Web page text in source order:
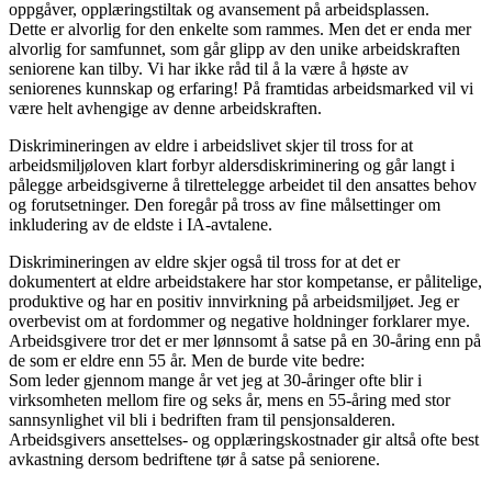
oppgåver, opplæringstiltak og avansement på arbeidsplassen.
Dette er alvorlig for den enkelte som rammes. Men det er enda mer
alvorlig for samfunnet, som går glipp av den unike arbeidskraften
seniorene kan tilby. Vi har ikke råd til å la være å høste av
seniorenes kunnskap og erfaring! På framtidas arbeidsmarked vil vi
være helt avhengige av denne arbeidskraften.
Diskrimineringen av eldre i arbeidslivet skjer til tross for at
arbeidsmiljøloven klart forbyr aldersdiskriminering og går langt i
pålegge arbeidsgiverne å tilrettelegge arbeidet til den ansattes behov
og forutsetninger. Den foregår på tross av fine målsettinger om
inkludering av de eldste i IA-avtalene.
Diskrimineringen av eldre skjer også til tross for at det er
dokumentert at eldre arbeidstakere har stor kompetanse, er pålitelige,
produktive og har en positiv innvirkning på arbeidsmiljøet. Jeg er
overbevist om at fordommer og negative holdninger forklarer mye.
Arbeidsgivere tror det er mer lønnsomt å satse på en 30-åring enn på
de som er eldre enn 55 år. Men de burde vite bedre:
Som leder gjennom mange år vet jeg at 30-åringer ofte blir i
virksomheten mellom fire og seks år, mens en 55-åring med stor
sannsynlighet vil bli i bedriften fram til pensjonsalderen.
Arbeidsgivers ansettelses- og opplæringskostnader gir altså ofte best
avkastning dersom bedriftene tør å satse på seniorene.